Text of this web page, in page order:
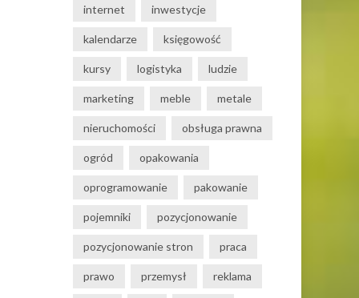
internet inwestycje
kalendarze księgowość
kursy logistyka ludzie
marketing meble metale
nieruchomości obsługa prawna
ogród opakowania
oprogramowanie pakowanie
pojemniki pozycjonowanie
pozycjonowanie stron praca
prawo przemysł reklama